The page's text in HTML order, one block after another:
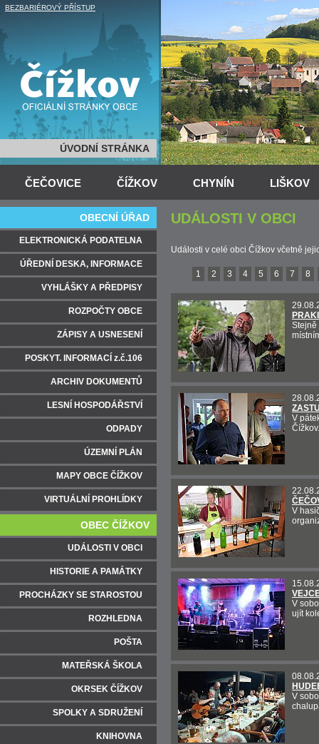
BEZBARIÉROVÝ PŘÍSTUP
ÚVODNÍ STRÁNKA
ČEČOVICE ČÍŽKOV CHYNÍN LIŠKOV
UDÁLOSTI V OBCI
Události v celé obci Čížkov včetně
1 2 3 4 5 6 7 8
Stejně
V
Čížkov.
V
V
ujít
V
OBECNÍ ÚŘAD
ELEKTRONICKÁ PODATELNA
ÚŘEDNÍ DESKA, INFORMACE
VYHLÁŠKY A PŘEDPISY
ROZPOČTY OBCE
ZÁPISY A USNESENÍ
POSKYT. INFORMACÍ z.č.106
ARCHIV DOKUMENTŮ
LESNÍ HOSPODÁŘSTVÍ
ODPADY
ÚZEMNÍ PLÁN
MAPY OBCE ČÍŽKOV
VIRTUÁLNÍ PROHLÍDKY
OBEC ČÍŽKOV
UDÁLOSTI V OBCI
HISTORIE A PAMÁTKY
PROCHÁZKY SE STAROSTOU
ROZHLEDNA
POŠTA
MATEŘSKÁ ŠKOLA
OKRSEK ČÍŽKOV
SPOLKY A SDRUŽENÍ
KNIHOVNA